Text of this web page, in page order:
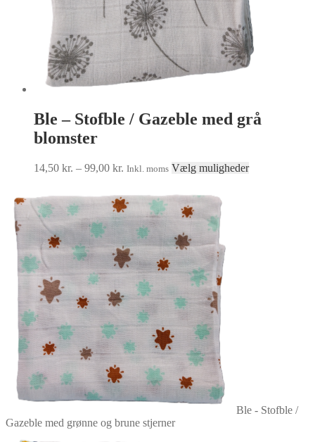
Ble – Stofble / Gazeble med grå
blomster
14,50 kr. – 99,00 kr. Prisinterval:
til
99,00 kr.
Inkl. moms Vælg mulighederDette
Ble - Stofble /
Gazeble med grønne og brune stjerner